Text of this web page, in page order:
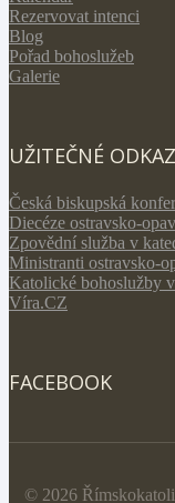
Rezervovat intenci
Blog
Pořad bohoslužeb
Galerie
UŽITEČNÉ
Česká biskupská
Diecéze ostravsko-
Zpovědní služba v
Ministranti ostravsko-
Katolické bohoslužby
Víra.CZ
FACEBOOK
© 2026